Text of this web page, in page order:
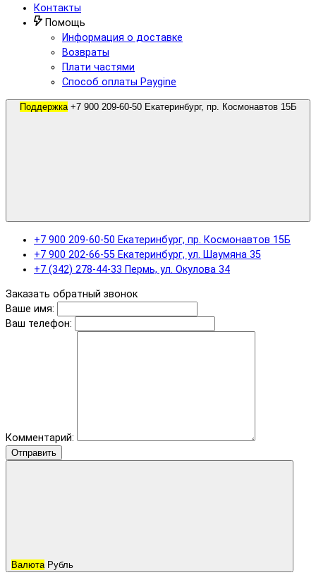
Контакты
Помощь
Информация о доставке
Возвраты
Плати частями
Способ оплаты Paygine
Поддержка
+7 900 209-60-50 Екатеринбург, пр. Космонавтов 15Б
+7 900 202-66-55 Екатеринбург, ул. Шаумяна 35
+7 (342) 278-44-33 Пермь, ул. Окулова 34
Заказать обратный звонок
Ваше имя:
Ваш телефон:
Комментарий:
Отправить
Валюта Рубль